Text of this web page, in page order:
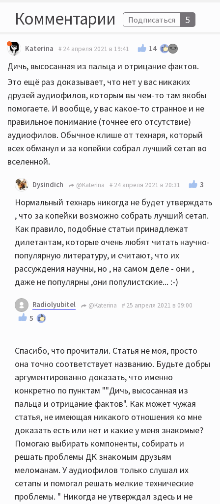
Комментарии Подписаться 5
Katerina 24 апреля 2021 в 19:41 14
Дичь, высосанная из пальца и отрицание фактов.
Это ещё раз доказывает, что нет у вас никаких
друзей аудиофилов, которым вы чем-то там якобы
помогаете. И вообще, у вас какое-то странное и не
правильное понимание (точнее его отсутствие)
аудиофилов. Обычное клише от технаря, который
всех обманул и за копейки собрал лучший сетап во
вселенной.
Dysindich @Katerina 24 апреля 2021 в 20:31 3
Нормальный технарь никогда не будет утверждать
, что за копейки возможно собрать лучший сетап.
Как правило, подобные статьи принадлежат
дилетантам, которые очень любят читать научно-
популярную литературу, и считают, что их
рассуждения научны, но , на самом деле - они ,
даже не популярны ,они популистские... :-)
Radiolyubitel @Katerina 25 апреля 2021 в 09:00
5
Спасибо, что прочитали. Статья не моя, просто
она точно соответствует названию. Будьте добры
аргументированно доказать, что именно
конкретно по пунктам ""Дичь, высосанная из
пальца и отрицание фактов". Как может чужая
статья, не имеющая никакого отношения ко мне
доказать есть или нет и какие у меня знакомые?
Помогаю выбирать компоненты, собирать и
решать проблемы ДК знакомым друзьям
меломанам. У аудиофилов только слушал их
сетапы и помогал решать мелкие технические
проблемы. " Никогда не утверждал здесь и не